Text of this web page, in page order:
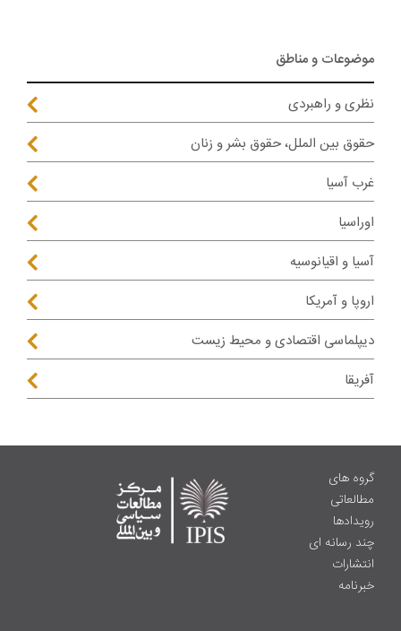
موضوعات و مناطق
نظری و راهبردی
حقوق بین الملل، حقوق بشر و زنان
غرب آسیا
اوراسیا
آسیا و اقیانوسیه
اروپا و آمریکا
دیپلماسی اقتصادی و محیط زیست
آفریقا
گروه های
مطالعاتی
رویدادها
چند رسانه ای
انتشارات
خبرنامه